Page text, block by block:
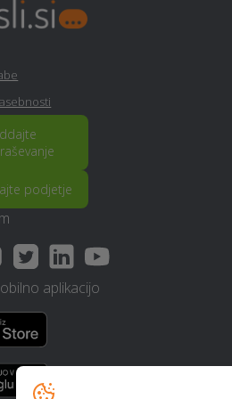
Avtokozmetika - Ziri
Slikopleskarstvo - Ziri
Polaganje ploščic - Ziri
dvižne ploščadi - Ziri
Animacija na dogodkih - Ziri
podjetje
aplikacijo